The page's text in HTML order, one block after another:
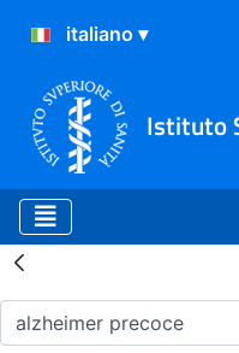
Istituto
Risultati